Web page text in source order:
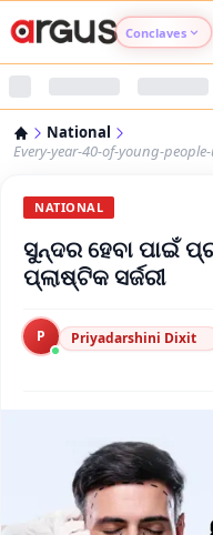
Conclaves
Argus
National
Every-year-40-of-young-
NATIONAL
ସୁନ୍ଦର ହେବା ପାଇଁ
ପ୍ଲାଷ୍ଟିକ ସର୍ଜରୀ
P Priyadarshini Dixit